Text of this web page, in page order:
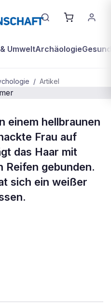
UmweltArchäologie
/ Artikel
einem hellbraunen
Frau auf
das Haar mit
Reifen gebunden.
sich ein weißer